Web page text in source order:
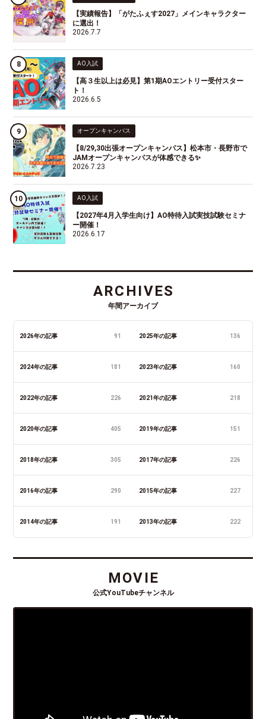
【実績報告】「がたふぇす2027」メインキャラクター
に選出！
2026.7.7
AO入試
【高３生以上は必見】第1期AOエントリー受付スター
ト！
2026.6.5
オープンキャンパス
【8/29,30出張オープンキャンパス】松本市・長野市で
JAMオープンキャンパスが体感できる✨
2026.7.23
AO入試
【2027年4月入学生向け】AO特待入試実技試験セミナ
ー開催！
2026.6.17
ARCHIVES
年間アーカイブ
2026年の記事 91 2025年の記事 136
2024年の記事 181 2023年の記事 160
2022年の記事 226 2021年の記事 218
2020年の記事 405 2019年の記事 151
2018年の記事 305 2017年の記事 226
2016年の記事 290 2015年の記事 227
2014年の記事 191 2013年の記事 222
MOVIE
公式YouTubeチャンネル